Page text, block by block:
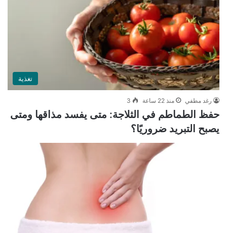
تغذية
رغد مطفي منذ 22 ساعة 3
حفظ الطماطم في الثلاجة: متى يفسد مذاقها ومتى
يصبح التبريد ضروريًا؟